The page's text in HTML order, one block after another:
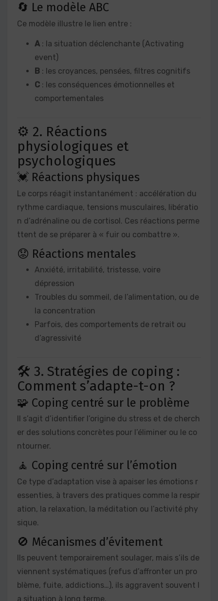
🔄 Le modèle ABC
Ce modèle illustre le lien entre :
A : la situation déclenchante (Activating
event)
B : les croyances, pensées, filtres cognitifs
C : les conséquences émotionnelles et
comportementales
⚙️ 2. Réactions
physiologiques et
psychologiques
💓 Réactions physiques
Le corps réagit instantanément : accélération du
rythme cardiaque, tensions musculaires, libératio
n d’adrénaline ou de cortisol. Ces réactions perme
ttent de se préparer à « fuir ou combattre ».
😟 Réactions mentales
Anxiété, irritabilité, tristesse, voire
dépression
Troubles du sommeil, de l’alimentation, ou de
la concentration
Parfois, des comportements de retrait ou
d’agressivité
🛠️ 3. Stratégies de coping :
Comment s’adapte-t-on ?
🧩 Coping centré sur le problème
Il s’agit d’identifier l’origine du stress et de cherch
er des solutions concrètes pour l’éliminer ou le co
ntourner.
🧘 Coping centré sur l’émotion
Ce type d’adaptation vise à apaiser les émotions r
essenties, à travers des pratiques comme la respir
ation, la relaxation, la méditation ou l’activité phy
sique.
🚫 Mécanismes d’évitement
Ils peuvent temporairement soulager, mais s’ils de
viennent systématiques (refus d’affronter un pro
blème, fuite, addictions…), ils aggravent souvent l
a situation à long terme.